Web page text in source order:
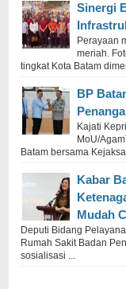
Sinergi
Perayaan
meriah.
tingkat Kota Batam
BP
Kajati
MoU/
Batam bersama
Kabar
Mudah
Deputi Bidang
Rumah Sakit Badan
sosialisasi ...